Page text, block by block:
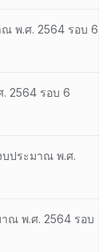
ณ พ.ศ. 2564 รอบ 6
2564 รอบ 6
บประมาณ พ.ศ.
ณ พ.ศ. 2564 รอบ